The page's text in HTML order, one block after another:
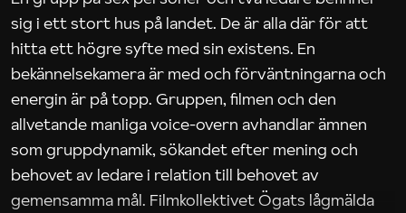
sig i ett stort hus på landet. De är alla där för att
hitta ett högre syfte med sin existens. En
bekännelsekamera är med och förväntningarna och
energin är på topp. Gruppen, filmen och den
allvetande manliga voice-overn avhandlar ämnen
som gruppdynamik, sökandet efter mening och
behovet av ledare i relation till behovet av
gemensamma mål. Filmkollektivet Ögats lågmälda